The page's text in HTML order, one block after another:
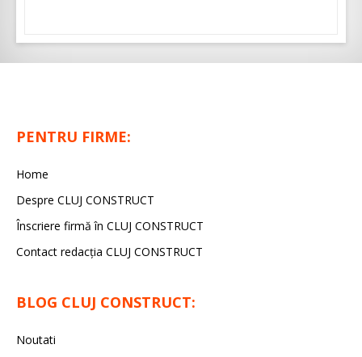
PENTRU FIRME:
Home
Despre CLUJ CONSTRUCT
Înscriere firmă în CLUJ CONSTRUCT
Contact redacția CLUJ CONSTRUCT
BLOG CLUJ CONSTRUCT:
Noutati